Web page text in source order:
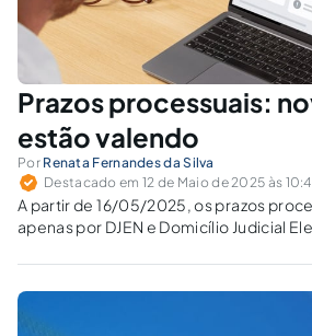
Prazos processuais:
estão valendo
Por Renata Fernandes da Silva
Destacado em 12 de Maio de 2025 às
A partir de 16/05/2025, os prazos
apenas por DJEN e Domicílio Judicial
automáticos?